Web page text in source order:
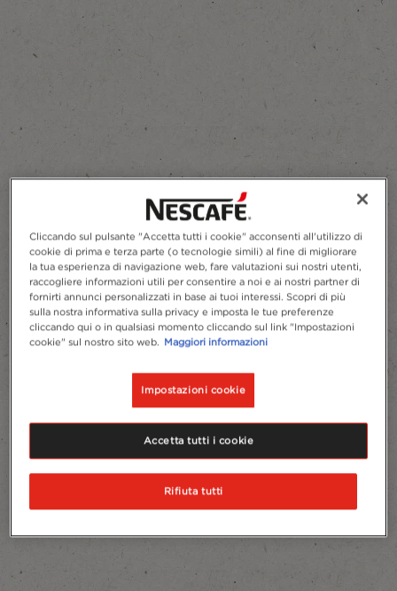
Aggiungi ai preferiti
Cliccando sul pulsante "Accetta tutti i cookie" acconsenti all'utilizzo di
cookie di prima e terza parte (o tecnologie simili) al fine di migliorare
la tua esperienza di navigazione web, fare valutazioni sui nostri utenti,
raccogliere informazioni utili per consentire a noi e ai nostri partner di
fornirti annunci personalizzati in base ai tuoi interessi. Scopri di più
sulla nostra informativa sulla privacy e imposta le tue preferenze
cliccando qui o in qualsiasi momento cliccando sul link "Impostazioni
cookie" sul nostro sito web. Maggiori informazioni
Impostazioni cookie
Rifiuta tutti
Accetta tutti i cookie